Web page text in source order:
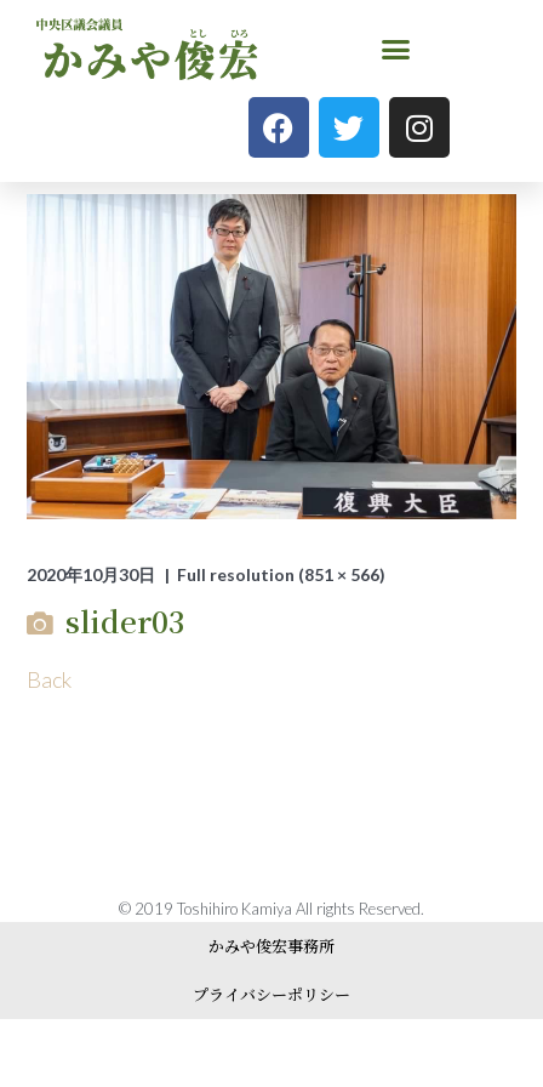
2020年10月30日 Full resolution (851 × 566)
slider03
Back
かみや俊宏事務所
プライバシーポリシー
© 2019 Toshihiro Kamiya All rights Reserved.